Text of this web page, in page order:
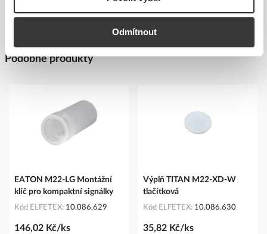
Odmítnout
Podobné produkty
EATON M22-LG Montážní
klíč pro kompaktní signálky
Kód ELFETEX 10.086.629
146,02 Kč/ks
Výplň TITAN M22-XD-W
tlačítková
Kód ELFETEX 10.086.630
35,82 Kč/ks